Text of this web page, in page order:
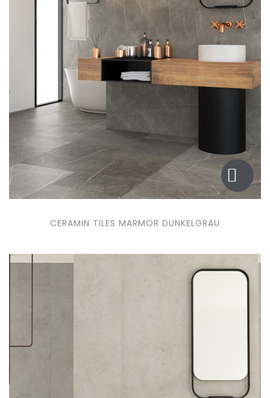
CERAMIN TILES MARMOR DUNKELGRAU